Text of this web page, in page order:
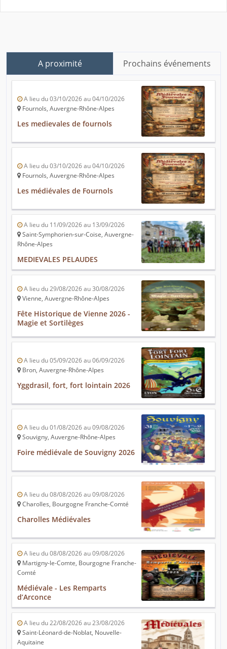
A proximité Prochains événements
A lieu du 03/10/2026 au 04/10/2026
Fournols, Auvergne-Rhône-Alpes
Les medievales de fournols
A lieu du 03/10/2026 au 04/10/2026
Fournols, Auvergne-Rhône-Alpes
Les médiévales de Fournols
A lieu du 11/09/2026 au 13/09/2026
Saint-Symphorien-sur-Coise, Auvergne-
Rhône-Alpes
MEDIEVALES PELAUDES
A lieu du 29/08/2026 au 30/08/2026
Vienne, Auvergne-Rhône-Alpes
Fête Historique de Vienne 2026 -
Magie et Sortilèges
A lieu du 05/09/2026 au 06/09/2026
Bron, Auvergne-Rhône-Alpes
Yggdrasil, fort, fort lointain 2026
A lieu du 01/08/2026 au 09/08/2026
Souvigny, Auvergne-Rhône-Alpes
Foire médiévale de Souvigny 2026
A lieu du 08/08/2026 au 09/08/2026
Charolles, Bourgogne Franche-Comté
Charolles Médiévales
A lieu du 08/08/2026 au 09/08/2026
Martigny-le-Comte, Bourgogne Franche-
Comté
Médiévale - Les Remparts
d’Arconce
A lieu du 22/08/2026 au 23/08/2026
Saint-Léonard-de-Noblat, Nouvelle-
Aquitaine